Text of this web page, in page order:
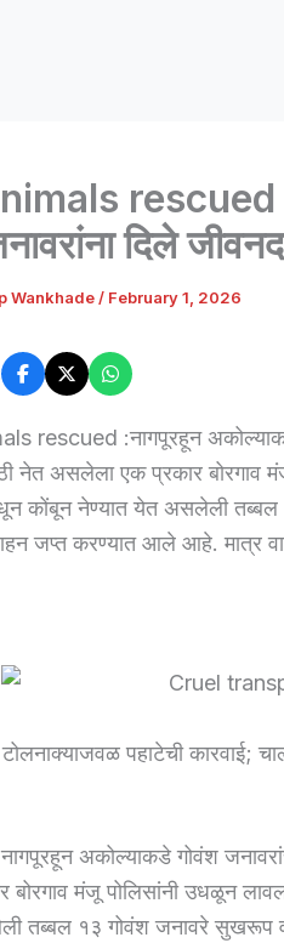
rescued
दिले
Wankhade / February 1, 2026
rescued :नागपूरहून
नेत असलेला एक प्रकार बोरगाव
कोंबून नेण्यात येत असलेली
जप्त करण्यात आले आहे. मात्र
पहाटेची कारवाई;
नागपूरहून अकोल्याकडे गोवंश
बोरगाव मंजू पोलिसांनी उधळून
तब्बल १३ गोवंश जनावरे सुखरूप